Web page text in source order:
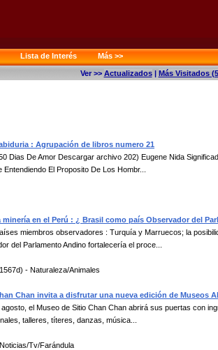
Lista de Interés
Más >>
Ver >> Actualizados| Más Visitados
: Agrupación de libros numero 21
Dias De Amor Descargar archivo 202) Eugene Nida
El Proposito De Los Hombr...
en el Perú : ¿ Brasil como país Observador del
miembros observadores : Turquía y Marruecos; la
del Parlamento Andino fortalecería el proce...
- Naturaleza/Animales
Chan invita a disfrutar una nueva edición de Museos
el Museo de Sitio Chan Chan abrirá sus puertas con
talleres, títeres, danzas, música...
Tv/Farándula